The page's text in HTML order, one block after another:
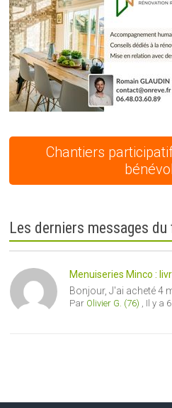
Chantiers
Les derniers messages du
Menuiseries Minco :
Bonjour, J'ai acheté 4
Par Olivier G. (76) Il y a